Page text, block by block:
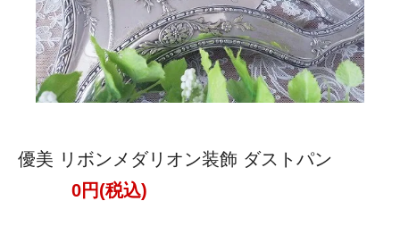
優美 リボンメダリオン装飾 ダストパン
0円(税込)